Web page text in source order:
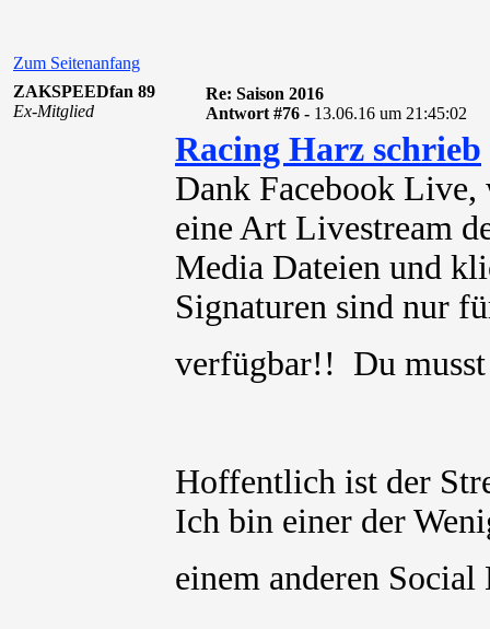
Zum Seitenanfang
ZAKSPEEDfan 89
Ex-Mitglied
Re: Saison 2016
Antwort #76 - 13.06.16 um 21:45:02
Racing Harz schrieb
Dank Facebook
eine Art Livestream
Media Dateien und
Signaturen sind nur
verfügbar!! Du
Hoffentlich ist der
Ich bin einer der
einem anderen